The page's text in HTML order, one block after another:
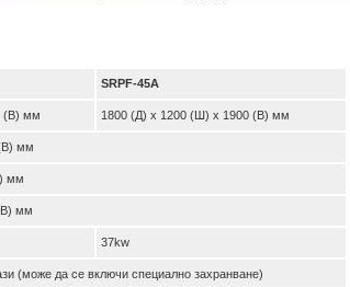
SRPF-45A
(В) мм 1800 (Д) x 1200 (Ш) x 1900 (В) мм
мм
мм
мм
37kw
(може да се включи специално захранване)